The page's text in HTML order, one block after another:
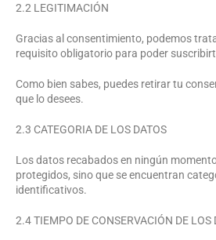
2.2 LEGITIMACIÓN
Gracias al consentimiento, podemos
requisito obligatorio para poder
Como bien sabes, puedes retirar tu
que lo desees.
2.3 CATEGORIA DE LOS DATOS
Los datos recabados en ningún
protegidos, sino que se encuentran
identificativos.
2.4 TIEMPO DE CONSERVACIÓN DE LOS